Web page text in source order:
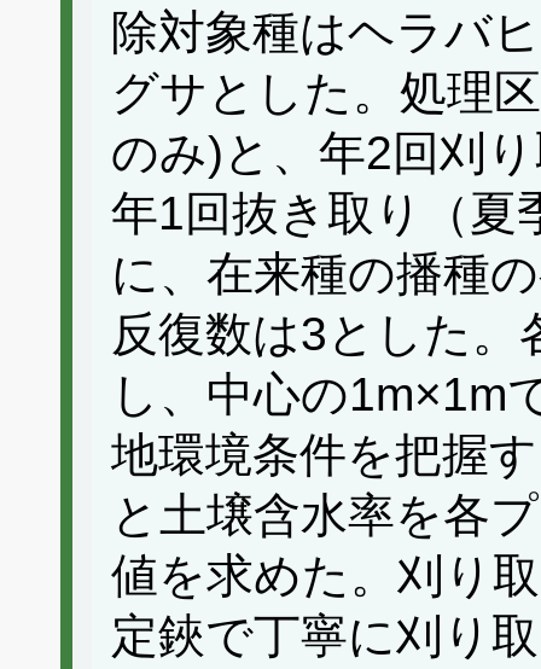
除対象種はヘラバ
グサとした。処理
のみ)と、年2回刈
年1回抜き取り（夏
に、在来種の播種
反復数は3とした
し、中心の1m×1m
地環境条件を把握
と土壌含水率を各
値を求めた。刈り
定鋏で丁寧に刈り